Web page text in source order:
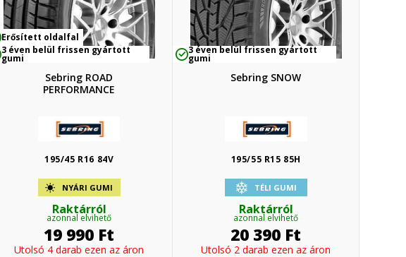
Erősített oldalfal
3 éven belül frissen gyártott
gumi
Sebring ROAD
PERFORMANCE
195/45 R16 84V
NYÁRI GUMI
Raktárról
azonnal elvihető
19 990 Ft
Utolsó 4 darab ezen az áron
3 éven belül frissen gyártott
gumi
Sebring SNOW
195/55 R15 85H
TÉLI GUMI
Raktárról
azonnal elvihető
20 390 Ft
Utolsó 2 darab ezen az áron